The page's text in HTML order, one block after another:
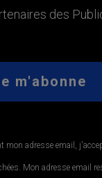
des
mon adresse email,
Mon adresse email